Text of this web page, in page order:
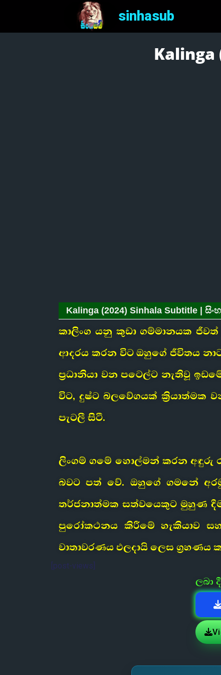
sinhasub
Kalinga
Kalinga (2024) Sinhala Subtitle |
කාලිංග යනු කුඩා ගම්මානයක ජීවත්
ආදරය කරන විට ඔහුගේ ජීවිතය
ප්‍රධානියා වන පටෙල්ට නැතිවූ
විට, දුෂ්ට බලවේගයක් ක්‍රියාත්මක
පැටලී සිටී.
ලිංගම් ගමේ හොල්මන් කරන අඳුරු
බවට පත් වේ. ඔහුගේ ගමනේ
තර්ජනාත්මක සත්වයෙකුට මුහුණ
පුරෝකථනය කිරීමේ හැකියාව
වාතාවරණය ඵලදායි ලෙස
[post-views]
ලබා